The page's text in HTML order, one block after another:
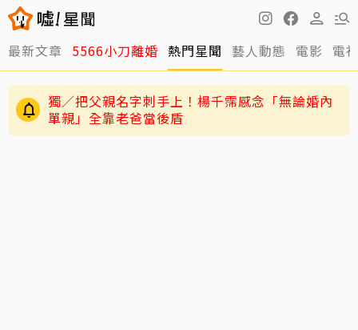
最新文章 5566小刀離婚 熱門星聞 藝人動態 電影 電
獨／把父親名字刺手上！楊千霈感念「無論婚內
單親」全靠老爸當後盾